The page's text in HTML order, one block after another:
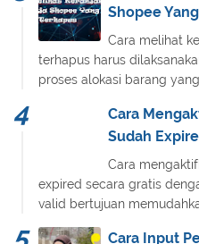
Shopee
Cara melihat
terhapus harus
proses alokasi barang
Cara
Sudah
Cara
expired secara gratis
valid bertujuan
Cara Input